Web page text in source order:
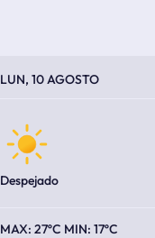
LUN, 10 AGOSTO
Despejado
27ºC 17ºC